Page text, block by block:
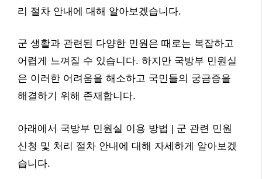
리 절차 안내에 대해 알아보겠습니다.
군 생활과 관련된 다양한 민원은 때로는 복잡하고
어렵게 느껴질 수 있습니다. 하지만 국방부 민원실
은 이러한 어려움을 해소하고 국민들의 궁금증을
해결하기 위해 존재합니다.
아래에서 국방부 민원실 이용 방법 | 군 관련 민원
신청 및 처리 절차 안내에 대해 자세하게 알아보겠
습니다.